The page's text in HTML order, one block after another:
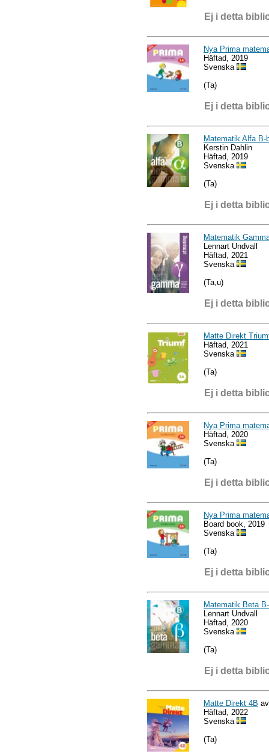
Ej i detta
Nya Prima
Häftad, 2019
Svenska
(Ta)
Ej i detta
Matematik Alfa B-
Kerstin Dahlin
Häftad, 2019
Svenska
(Ta)
Ej i detta
Matematik
Lennart Undvall
Häftad, 2021
Svenska
(Ta,u)
Ej i detta
Matte Direkt
Häftad, 2021
Svenska
(Ta)
Ej i detta
Nya Prima
Häftad, 2020
Svenska
(Ta)
Ej i detta
Nya Prima
Board book, 2019
Svenska
(Ta)
Ej i detta
Matematik Beta
Lennart Undvall
Häftad, 2020
Svenska
(Ta)
Ej i detta
Matte Direkt 4B
Häftad, 2022
Svenska
(Ta)